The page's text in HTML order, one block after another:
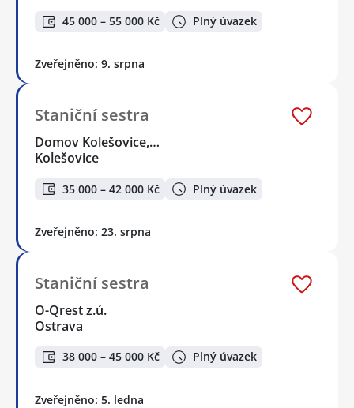
45 000 – 55 000 Kč Plný úvazek
Zveřejněno: 9. srpna
Staniční sestra
Domov Kolešovice,…
Kolešovice
35 000 – 42 000 Kč Plný úvazek
Zveřejněno: 23. srpna
Staniční sestra
O-Qrest z.ú.
Ostrava
38 000 – 45 000 Kč Plný úvazek
Zveřejněno: 5. ledna